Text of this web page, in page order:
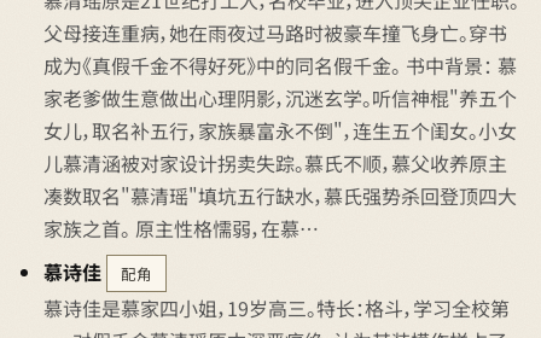
父母接连重病，她在雨夜过马路时被豪车撞飞身亡。穿书
成为《真假千金不得好死》中的同名假千金。 书中背景： 慕
家老爹做生意做出心理阴影，沉迷玄学。听信神棍"养五个
女儿，取名补五行，家族暴富永不倒"，连生五个闺女。小女
儿慕清涵被对家设计拐卖失踪。慕氏不顺，慕父收养原主
凑数取名"慕清瑶"填坑五行缺水，慕氏强势杀回登顶四大
家族之首。 原主性格懦弱，在慕…
慕诗佳
配角
慕诗佳是慕家四小姐，19岁高三。特长：格斗，学习全校第